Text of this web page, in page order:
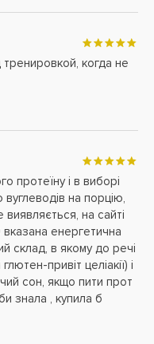
когда не
протеїну і в виборі
на порцію,
на сайті
енергетична
склад, в якому до речі
привіт целіакії) і
сон, якщо пити прот
знала , купила б